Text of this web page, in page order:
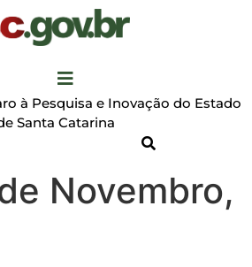
à Pesquisa e Inovação do Estado
Santa Catarina
Novembro,